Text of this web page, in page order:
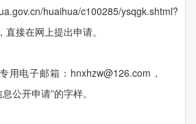
huaihua/c100285/ysqgk.shtml?
接在网上提出申请。
用电子邮箱：hnxhzw@126.com，
公开申请”的字样。